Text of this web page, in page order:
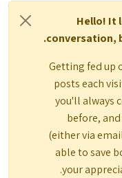
Hello! It
conversation,
Getting fed up
posts each
you'll always
before,
(either via
able to save
your